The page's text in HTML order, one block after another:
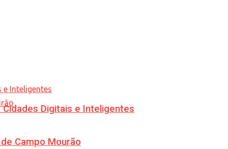
Campo Mourão
Digitais e Inteligentes